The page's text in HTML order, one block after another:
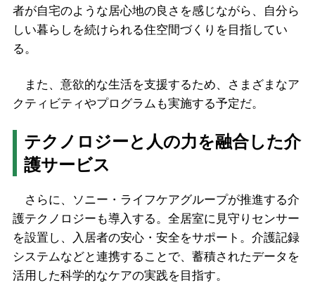
者が自宅のような居心地の良さを感じながら、自分ら
しい暮らしを続けられる住空間づくりを目指してい
る。
また、意欲的な生活を支援するため、さまざまなア
クティビティやプログラムも実施する予定だ。
テクノロジーと人の力を融合した介
護サービス
さらに、ソニー・ライフケアグループが推進する介
護テクノロジーも導入する。全居室に見守りセンサー
を設置し、入居者の安心・安全をサポート。介護記録
システムなどと連携することで、蓄積されたデータを
活用した科学的なケアの実践を目指す。